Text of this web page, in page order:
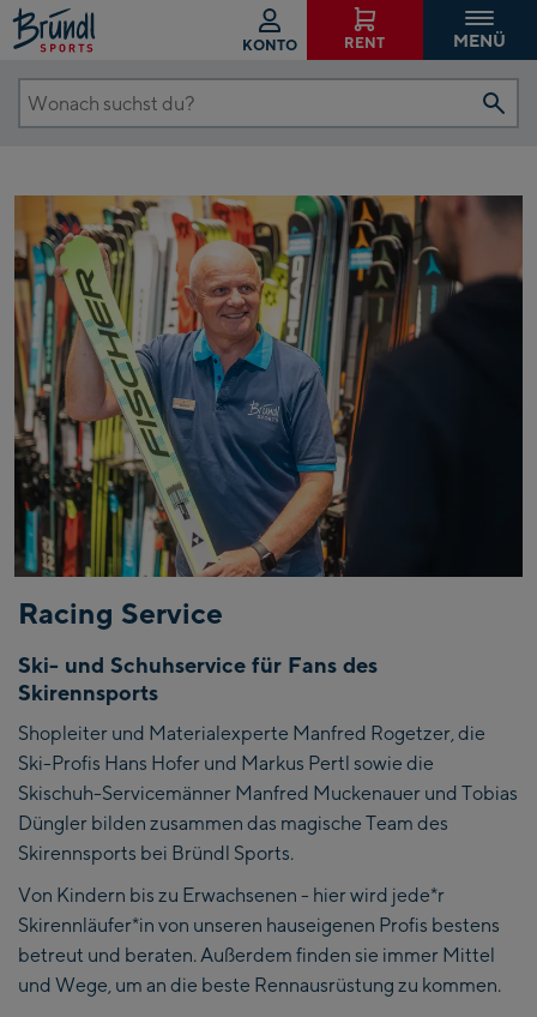
KONTO RENT MENÜ
Wonach
Racing Service
Ski- und Schuhservice für Fans des
Skirennsports
Shopleiter und Materialexperte Manfred Rogetzer, die
Ski-Profis Hans Hofer und Markus Pertl sowie die
Skischuh-Servicemänner Manfred Muckenauer und Tobias
Düngler bilden zusammen das magische Team des
Skirennsports bei Bründl Sports.
Von Kindern bis zu Erwachsenen - hier wird jede*r
Skirennläufer*in von unseren hauseigenen Profis bestens
betreut und beraten. Außerdem finden sie immer Mittel
und Wege, um an die beste Rennausrüstung zu kommen.